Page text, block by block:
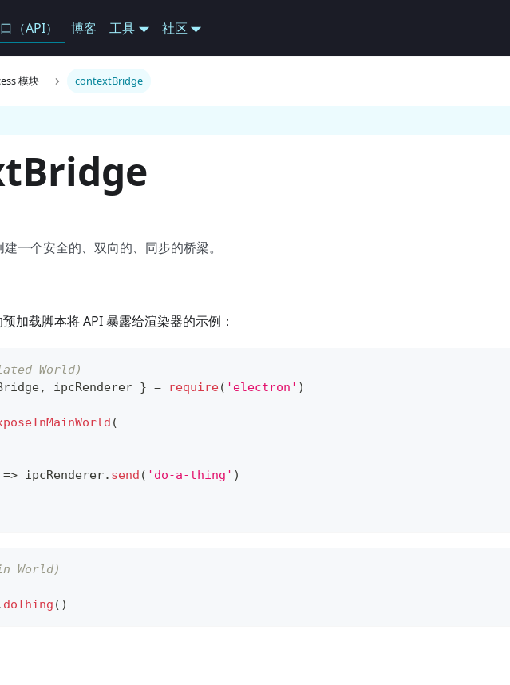
（API） 博客 工具 社区
模块 contextBridge
一个安全的、双向的、同步的桥梁。
加载脚本将 API 暴露给渲染器的示例：
World)
, ipcRenderer } = require( 'electron' )
(
=> ipcRenderer. send ( 'do-a-thing' )
World)
doThing ( )